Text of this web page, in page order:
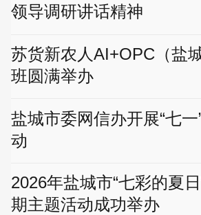
领导调研讲话精神
苏货新农人AI+OPC（盐
班圆满举办
盐城市委网信办开展“七
动
2026年盐城市“七彩的夏
期主题活动成功举办